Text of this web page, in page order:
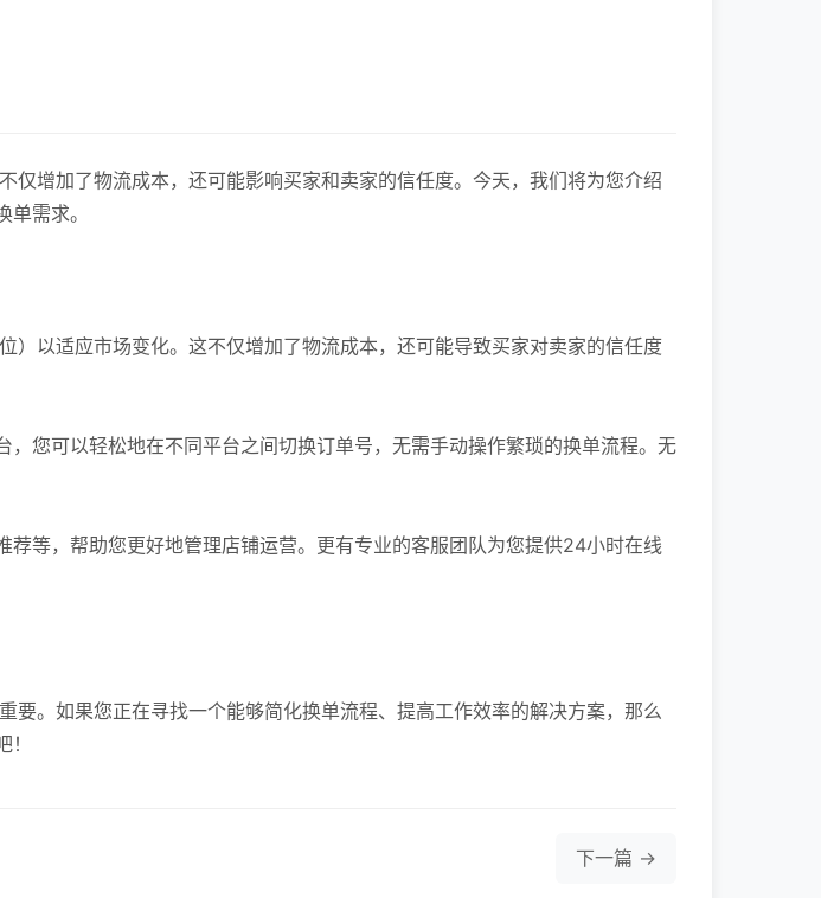
仅增加了物流成本，还可能影响买家和卖家的信任度。今天，我们将为您介绍
需求。
以适应市场变化。这不仅增加了物流成本，还可能导致买家对卖家的信任度
您可以轻松地在不同平台之间切换订单号，无需手动操作繁琐的换单流程。无
荐等，帮助您更好地管理店铺运营。更有专业的客服团队为您提供24小时在线
。如果您正在寻找一个能够简化换单流程、提高工作效率的解决方案，那么
下一篇 →